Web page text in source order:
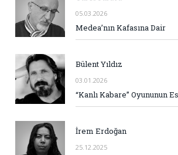
05.03.2026
Medea’nın Kafasına Dair
Bülent Yıldız
03.01.2026
“Kanlı Kabare” Oyununun
İrem Erdoğan
25.12.2025